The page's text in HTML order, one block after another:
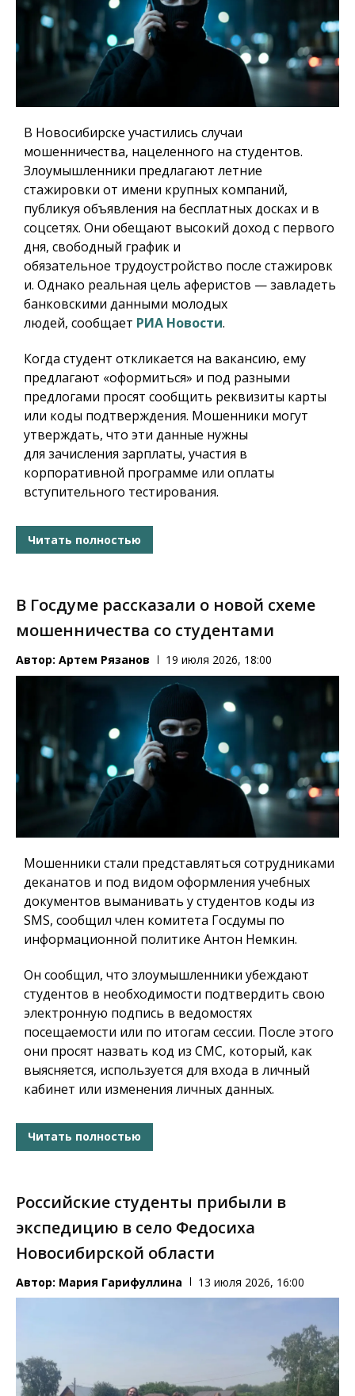
В Новосибирске участились случаи
мошенничества, нацеленного на студентов.
Злоумышленники предлагают летние
стажировки от имени крупных компаний,
публикуя объявления на бесплатных досках и в
соцсетях. Они обещают высокий доход с первого
дня, свободный график и
обязательное трудоустройство после стажировк
и. Однако реальная цель аферистов — завладеть
банковскими данными молодых
людей, сообщает РИА Новости.
Когда студент откликается на вакансию, ему
предлагают «оформиться» и под разными
предлогами просят сообщить реквизиты карты
или коды подтверждения. Мошенники могут
утверждать, что эти данные нужны
для зачисления зарплаты, участия в
корпоративной программе или оплаты
вступительного тестирования.
Читать полностью
В Госдуме рассказали о новой схеме
мошенничества со студентами
Автор: Артем Рязанов 19 июля 2026, 18:00
Мошенники стали представляться сотрудниками
деканатов и под видом оформления учебных
документов выманивать у студентов коды из
SMS, сообщил член комитета Госдумы по
информационной политике Антон Немкин.
Он сообщил, что злоумышленники убеждают
студентов в необходимости подтвердить свою
электронную подпись в ведомостях
посещаемости или по итогам сессии. После этого
они просят назвать код из СМС, который, как
выясняется, используется для входа в личный
кабинет или изменения личных данных.
Читать полностью
Российские студенты прибыли в
экспедицию в село Федосиха
Новосибирской области
Автор: Мария Гарифуллина 13 июля 2026, 16:00